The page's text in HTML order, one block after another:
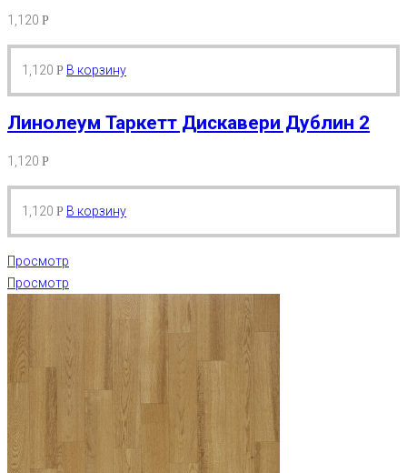
1,120 Р
1,120 Р В корзину
Линолеум Таркетт Дискавери Дублин 2
1,120 Р
1,120 Р В корзину
Просмотр
Просмотр